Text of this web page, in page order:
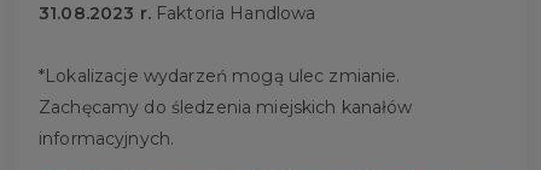
31.08.2023 r.Faktoria Handlowa
*Lokalizacje wydarzeń mogą ulec zmianie.
Zachęcamy do śledzenia miejskich kanałów
informacyjnych.